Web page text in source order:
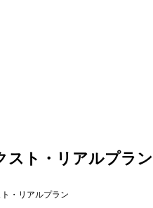
スト・リアルプラン
・リアルプラン